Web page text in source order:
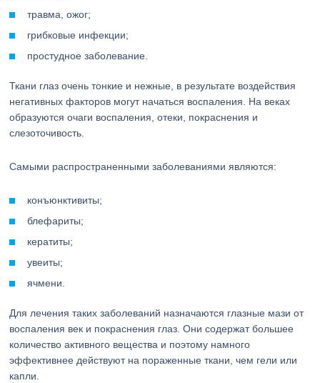
травма, ожог;
грибковые инфекции;
простудное заболевание.
Ткани глаз очень тонкие и нежные, в результате воздействия
негативных факторов могут начаться воспаления. На веках
образуются очаги воспаления, отеки, покраснения и
слезоточивость.
Самыми распространенными заболеваниями являются:
конъюнктивиты;
блефариты;
кератиты;
увеиты;
ячмени.
Для лечения таких заболеваний назначаются глазные мази от
воспаления век и покраснения глаз. Они содержат большее
количество активного вещества и поэтому намного
эффективнее действуют на пораженные ткани, чем гели или
капли.